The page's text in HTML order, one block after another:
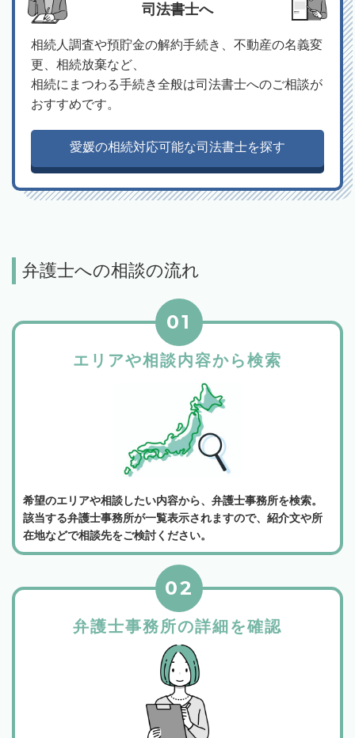
司法書士へ
相続人調査や預貯金の解約手続き、不動産の名義変
更、相続放棄など、
相続にまつわる手続き全般は司法書士へのご相談が
おすすめです。
愛媛の相続対応可能な司法書士を探す
弁護士への相談の流れ
エリアや相談内容から検索
01
希望のエリアや相談したい内容から、弁護士事務所を検索。
該当する弁護士事務所が一覧表示されますので、紹介文や所
在地などで相談先をご検討ください。
弁護士事務所の詳細を確認
02